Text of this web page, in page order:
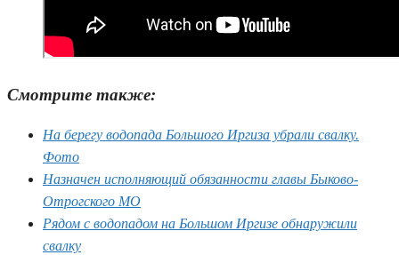
Смотрите также:
На берегу водопада Большого Иргиза убрали свалку.
Фото
Назначен исполняющий обязанности главы Быково-
Отрогского МО
Рядом с водопадом на Большом Иргизе обнаружили
свалку